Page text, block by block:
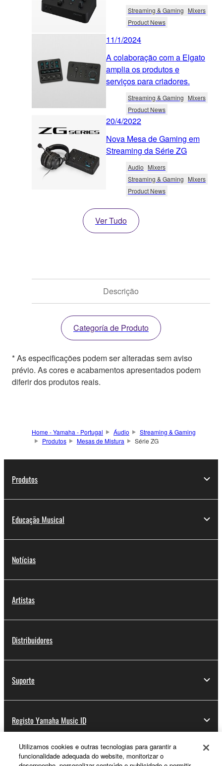
Streaming & Gaming Mixers
Product News
11/1/2024
A colaboração com a Elgato
amplia os produtos e
serviços para criadores.
Streaming & Gaming Mixers
Product News
20/4/2022
Nova Mesa de Gaming em
Streaming da Série ZG
Audio Mixers
Streaming & Gaming Mixers
Product News
Ver Tudo
Descrição
Categoría de Produto
* As especificações podem ser alteradas sem aviso
prévio. As cores e acabamentos apresentados podem
diferir dos produtos reais.
Home - Yamaha - Portugal Áudio
Streaming & Gaming
Produtos
Mesas de Mistura Série ZG
Produtos
Educação Musical
Notícias
Artistas
Distribuidores
Suporte
Registo Yamaha Music ID
Sobre a Yamaha
Utilizamos cookies e outras tecnologias para garantir a
funcionalidade adequada do website, monitorizar o